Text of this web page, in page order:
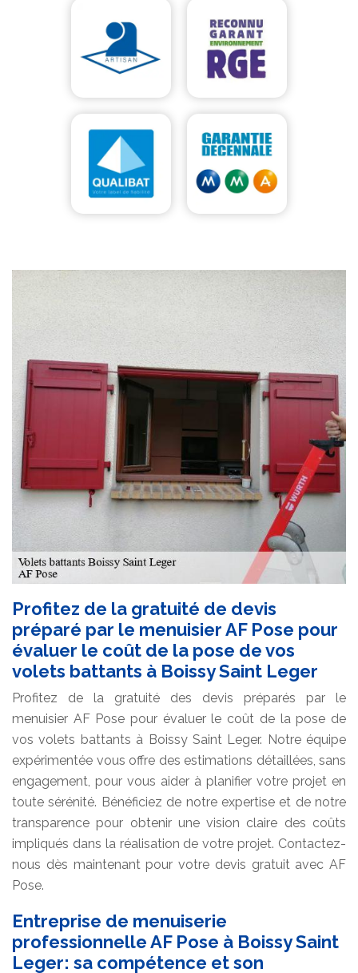
Profitez de la gratuité de devis
préparé par le menuisier AF Pose pour
évaluer le coût de la pose de vos
volets battants à Boissy Saint Leger
Profitez de la gratuité des devis préparés par le
menuisier AF Pose pour évaluer le coût de la pose de
vos volets battants à Boissy Saint Leger. Notre équipe
expérimentée vous offre des estimations détaillées, sans
engagement, pour vous aider à planifier votre projet en
toute sérénité. Bénéficiez de notre expertise et de notre
transparence pour obtenir une vision claire des coûts
impliqués dans la réalisation de votre projet. Contactez-
nous dès maintenant pour votre devis gratuit avec AF
Pose.
Entreprise de menuiserie
professionnelle AF Pose à Boissy Saint
Leger: sa compétence et son